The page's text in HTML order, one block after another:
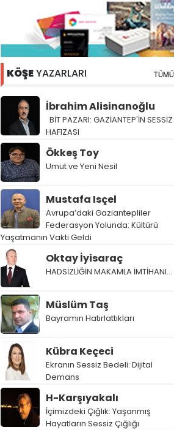
KÖŞEYAZARLARI TÜMÜ
İbrahim Alisinanoğlu
BİT PAZARI: GAZİANTEP'İN SESSİZ
HAFIZASI
Ökkeş Toy
Umut ve Yeni Nesil
Mustafa Isçel
Avrupa’daki Gaziantepliler
Federasyon Yolunda: Kültürü
Yaşatmanın Vakti Geldi
Oktay İyisaraç
HADSİZLİĞİN MAKAMLA İMTİHANI…
Müslüm Taş
Bayramın Hatırlattıkları
Kübra Keçeci
Ekranın Sessiz Bedeli: Dijital
Demans
H-Karşıyakalı
İçimizdeki Çığlık: Yaşanmış
Hayatların Sessiz Çığlığı